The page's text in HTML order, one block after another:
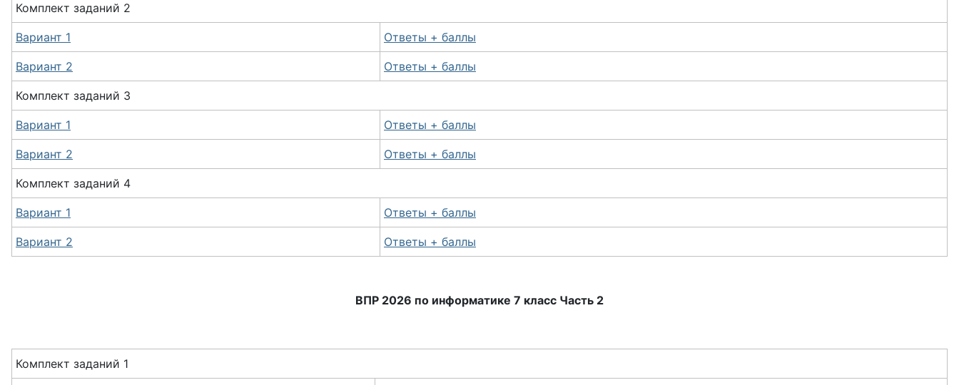
Комплект заданий 2
Вариант 1 Ответы + баллы
Вариант 2 Ответы + баллы
Комплект заданий 3
Вариант 1 Ответы + баллы
Вариант 2 Ответы + баллы
Комплект заданий 4
Вариант 1 Ответы + баллы
Вариант 2 Ответы + баллы
ВПР 2026 по информатике 7 класс Часть 2
Комплект заданий 1